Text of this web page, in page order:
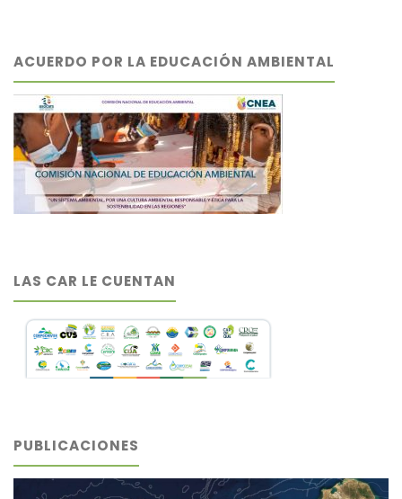
ACUERDO POR LA EDUCACIÓN AMBIENTAL
LAS CAR LE CUENTAN
PUBLICACIONES